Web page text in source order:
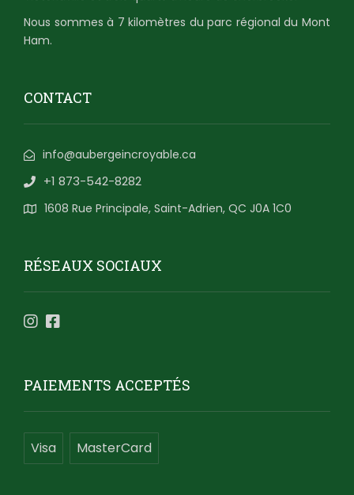
Nous sommes à 7 kilomètres du parc régional du Mont
Ham.
CONTACT
info@aubergeincroyable.ca
+1 873-542-8282
1608 Rue Principale, Saint-Adrien, QC J0A 1C0
RÉSEAUX SOCIAUX
PAIEMENTS ACCEPTÉS
Visa MasterCard